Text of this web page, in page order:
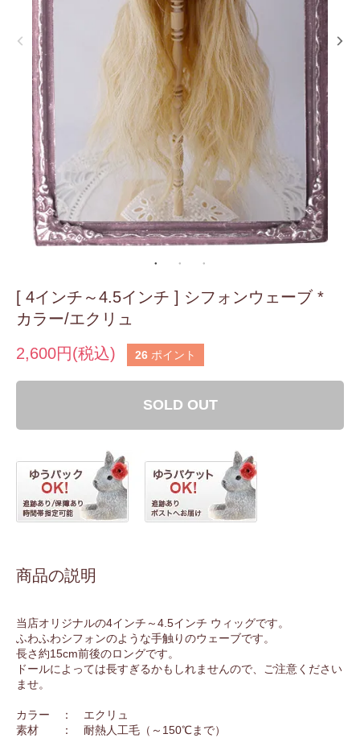
[ 4インチ～4.5インチ ] シフォンウェーブ *
カラー/エクリュ
2,600円(税込)
26 ポイント
SOLD OUT
商品の説明
当店オリジナルの4インチ～4.5インチ ウィッグです。
ふわふわシフォンのような手触りのウェーブです。
長さ約15cm前後のロングです。
ドールによっては長すぎるかもしれませんので、ご注意ください
ませ。
カラー ： エクリュ
素材 ： 耐熱人工毛（～150℃まで）